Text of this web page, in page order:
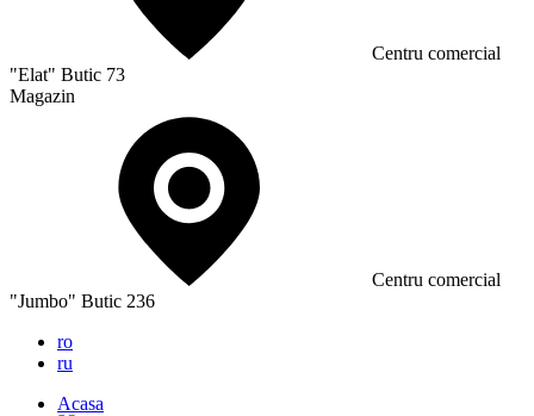
Сentru comercial
"Elat" Butic 73
Magazin
Сentru comercial
"Jumbo" Butic 236
ro
ru
Acasa